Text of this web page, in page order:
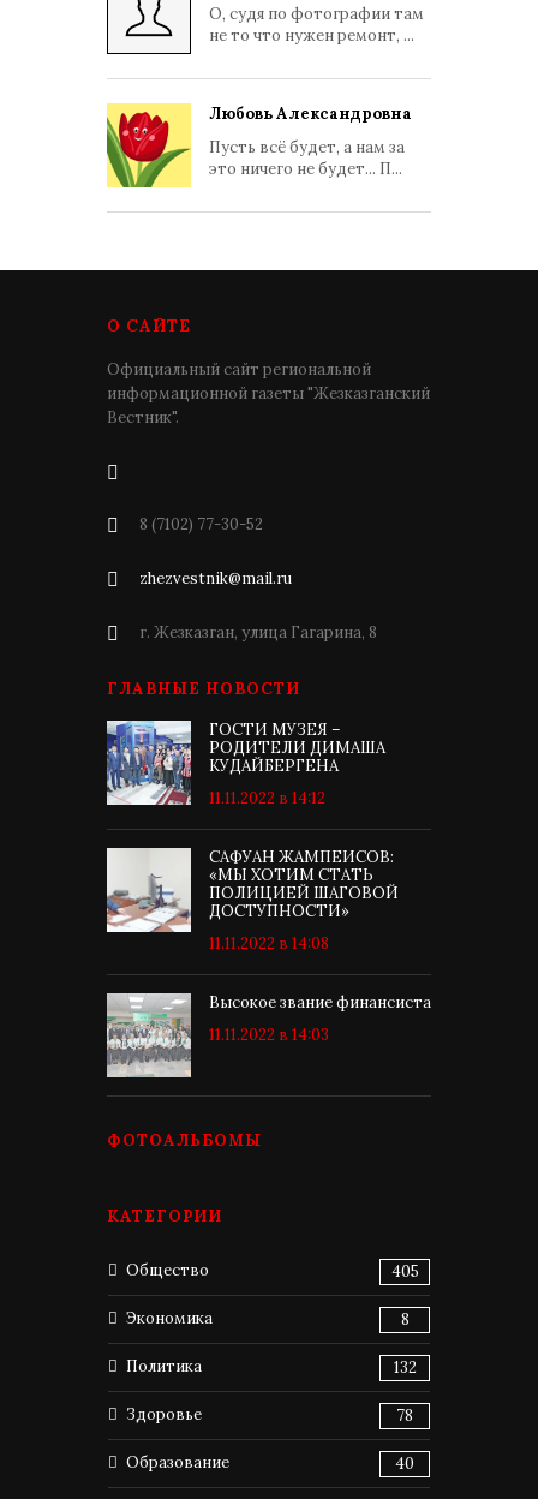
О, судя по фотографии там
не то что нужен ремонт, ...
Любовь Александровна
Пусть всё будет, а нам за
это ничего не будет... П...
О САЙТЕ
Официальный сайт региональной
информационной газеты "Жезказганский
Вестник".
8 (7102) 77-30-52
zhezvestnik@mail.ru
г. Жезказган, улица Гагарина, 8
ГЛАВНЫЕ НОВОСТИ
ГОСТИ МУЗЕЯ –
РОДИТЕЛИ ДИМАША
КУДАЙБЕРГЕНА
11.11.2022 в 14:12
САФУАН ЖАМПЕИСОВ:
«МЫ ХОТИМ СТАТЬ
ПОЛИЦИЕЙ ШАГОВОЙ
ДОСТУПНОСТИ»
11.11.2022 в 14:08
Высокое звание финансиста
11.11.2022 в 14:03
ФОТОАЛЬБОМЫ
КАТЕГОРИИ
Общество 405
Экономика 8
Политика 132
Здоровье 78
Образование 40